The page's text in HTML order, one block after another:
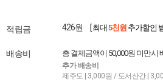
적립금 426원 [ 최대 5천원 추가할인
배송비 총 결제금액이 50,000원 미만시
추가 배송비
제주도 | 3,000원 / 도서산간 |